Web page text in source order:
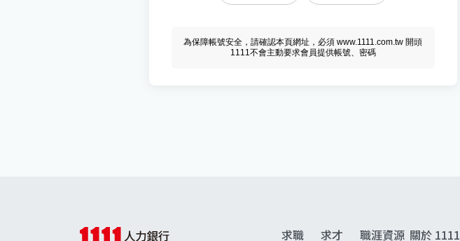
為保障帳號安全，請確認本頁網址，必須 www.1111.com.tw 開頭
1111不會主動要求會員提供帳號、密碼
求職 求才 職涯資源 關於 1111